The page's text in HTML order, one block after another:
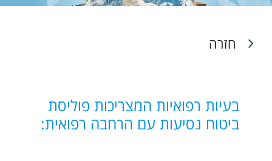
חזרה
בעיות רפואיות המצריכות פוליסת
ביטוח נסיעות עם הרחבה רפואית: